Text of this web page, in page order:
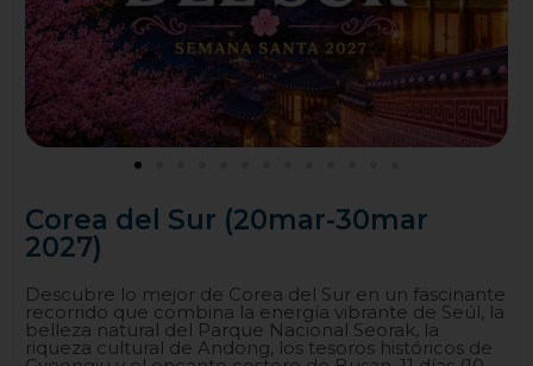
Corea del Sur (20mar-30mar
2027)
Descubre lo mejor de Corea del Sur en un fascinante
recorrido que combina la energía vibrante de Seúl, la
belleza natural del Parque Nacional Seorak, la
riqueza cultural de Andong, los tesoros históricos de